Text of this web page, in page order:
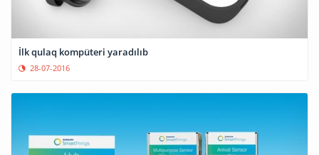
İlk qulaq kompüteri yaradılıb
28-07-2016